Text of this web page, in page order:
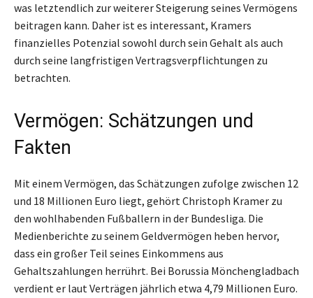
was letztendlich zur weiterer Steigerung seines Vermögens
beitragen kann. Daher ist es interessant, Kramers
finanzielles Potenzial sowohl durch sein Gehalt als auch
durch seine langfristigen Vertragsverpflichtungen zu
betrachten.
Vermögen: Schätzungen und
Fakten
Mit einem Vermögen, das Schätzungen zufolge zwischen 12
und 18 Millionen Euro liegt, gehört Christoph Kramer zu
den wohlhabenden Fußballern in der Bundesliga. Die
Medienberichte zu seinem Geldvermögen heben hervor,
dass ein großer Teil seines Einkommens aus
Gehaltszahlungen herrührt. Bei Borussia Mönchengladbach
verdient er laut Verträgen jährlich etwa 4,79 Millionen Euro.